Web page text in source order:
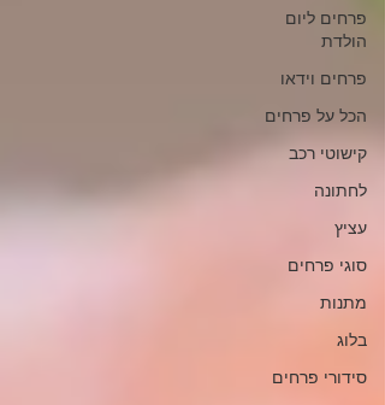
פרחים ליום
הולדת
פרחים וידאו
הכל על פרחים
קישוטי רכב
לחתונה
עציץ
סוגי פרחים
מתנות
בלוג
סידורי פרחים